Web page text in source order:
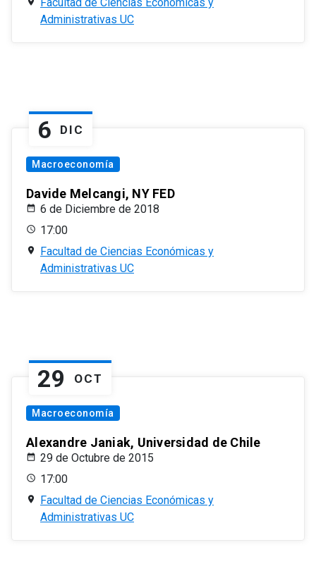
Administrativas UC
6 DIC
Macroeconomía
Davide Melcangi, NY FED
6 de Diciembre de 2018
17:00
Facultad de Ciencias Económicas y
Administrativas UC
29 OCT
Macroeconomía
Alexandre Janiak, Universidad de Chile
29 de Octubre de 2015
17:00
Facultad de Ciencias Económicas y
Administrativas UC